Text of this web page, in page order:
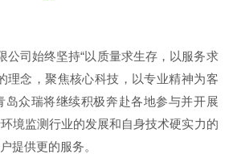
公司始终坚持“以质量求生存，以服务求
理念，聚焦核心科技，以专业精神为客
岛众瑞将继续积极奔赴各地参与并开展
境监测行业的发展和自身技术硬实力的
提供更的服务。